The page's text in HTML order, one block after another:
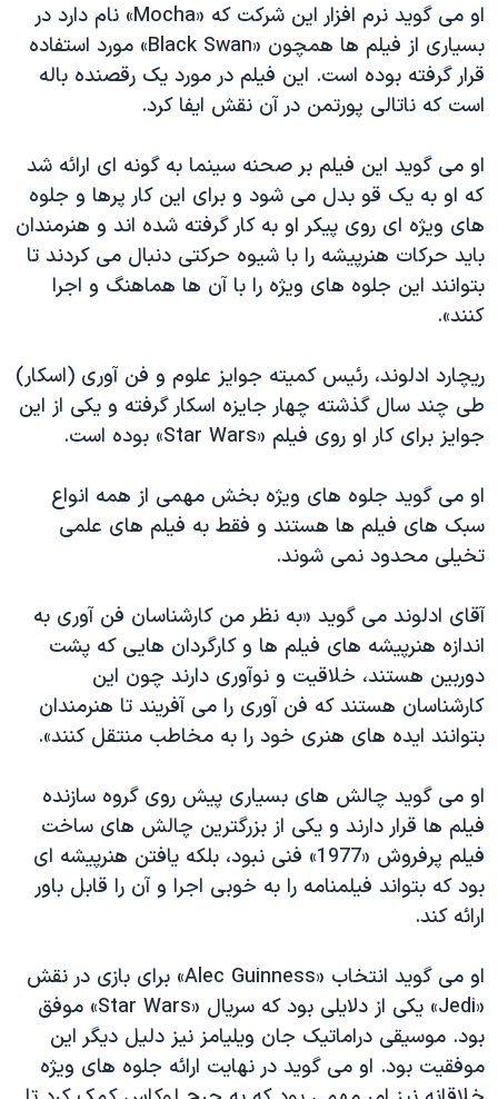
او می گوید نرم افزار این شرکت که «Mocha» نام دارد در
بسیاری از فیلم ها همچون «Black Swan» مورد استفاده
قرار گرفته بوده است. این فیلم در مورد یک رقصنده باله
است که ناتالی پورتمن در آن نقش ایفا کرد.
او می گوید این فیلم بر صحنه سینما به گونه ای ارائه شد
که او به یک قو بدل می شود و برای این کار پرها و جلوه
های ویژه ای روی پیکر او به کار گرفته شده اند و هنرمندان
باید حرکات هنرپیشه را با شیوه حرکتی دنبال می کردند تا
بتوانند این جلوه های ویژه را با آن ها هماهنگ و اجرا
کنند».
ریچارد ادلوند، رئیس کمیته جوایز علوم و فن آوری (اسکار)
طی چند سال گذشته چهار جایزه اسکار گرفته و یکی از این
جوایز برای کار او روی فیلم «Star Wars» بوده است.
او می گوید جلوه های ویژه بخش مهمی از همه انواع
سبک های فیلم ها هستند و فقط به فیلم های علمی
تخیلی محدود نمی شوند.
آقای ادلوند می گوید «به نظر من کارشناسان فن آوری به
اندازه هنرپیشه های فیلم ها و کارگردان هایی که پشت
دوربین هستند، خلاقیت و نوآوری دارند چون این
کارشناسان هستند که فن آوری را می آفریند تا هنرمندان
بتوانند ایده های هنری خود را به مخاطب منتقل کنند».
او می گوید چالش های بسیاری پیش روی گروه سازنده
فیلم ها قرار دارند و یکی از بزرگترین چالش های ساخت
فیلم پرفروش «1977» فنی نبود، بلکه یافتن هنرپیشه ای
بود که بتواند فیلمنامه را به خوبی اجرا و آن را قابل باور
ارائه کند.
او می گوید انتخاب «Alec Guinness» برای بازی در نقش
«Jedi» یکی از دلایلی بود که سریال «Star Wars» موفق
بود. موسیقی دراماتیک جان ویلیامز نیز دلیل دیگر این
موفقیت بود. او می گوید در نهایت ارائه جلوه های ویژه